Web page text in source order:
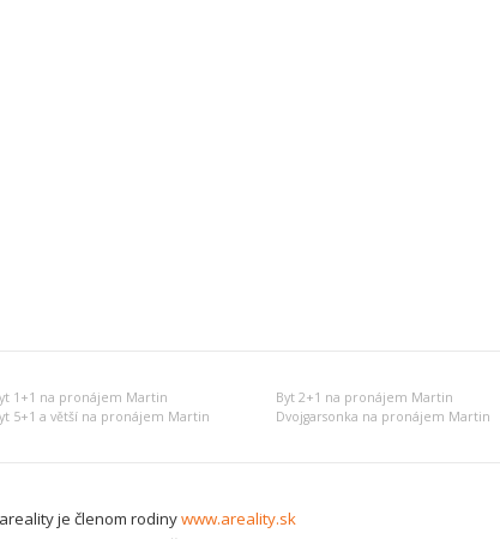
1+1 na pronájem Martin Byt 2+1 na pronájem Martin
5+1 a větší na pronájem Martin Dvojgarsonka na pronájem Martin
je členom rodinywww.areality.sk